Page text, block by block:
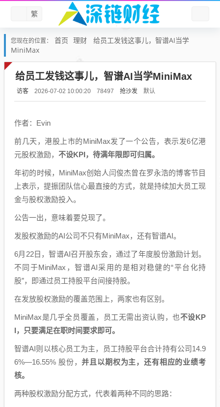
繁
您现在的位置： 首页 理财
给员工发钱这事儿，智谱AI当学
MiniMax
给员工发钱这事儿，智谱AI当学MiniMax
访客 2026-07-02 10:00:20 78497 抢沙发 默认
作者：Evin
前几天，港股上市的MiniMax发了一个公告，表示发6亿港
元股权激励， 不设KPI，待满年限即可归属。
年初的时候，MiniMax创始人闫俊杰曾在罗永浩的博客节目
上表示，提振团队信心最直接的方式，就是持续加大员工现
金与股权激励投入。
公告一出，意味着要兑现了。
发股权激励的AI公司不只有MiniMax，还有智谱AI。
6月22日，智谱AI召开股东会，通过了年度股份激励计划。
不同于MiniMax，智谱AI采用的是相对稳健的“平台化持
股”，即通过员工持股平台间接持股。
在发放股权激励的覆盖范围上，两家也有区别。
MiniMax是几乎全员覆盖，员工无需出资认购，也不设KP
I，只要满足在职时间要求即可。
智谱AI则以核心员工为主，员工持股平台合计持有公司14.9
6%—16.55% 股份，并且以期权为主，还有相应的业绩考
核。
两种股权激励分配方式，代表着两种不同的思路：